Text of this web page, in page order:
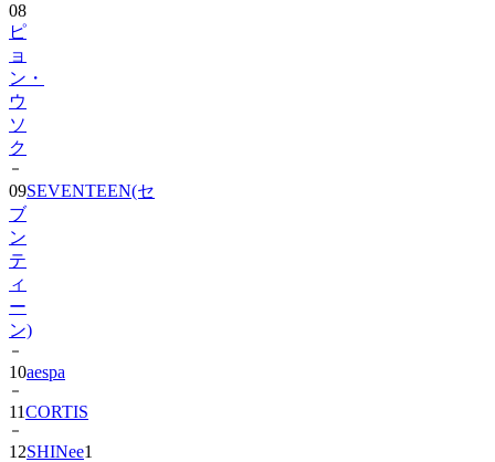
08
ピ
ョ
ン・
ウ
ソ
ク
09SEVENTEEN(セ
ブ
ン
テ
ィ
ー
ン)
10aespa
11CORTIS
12SHINee1